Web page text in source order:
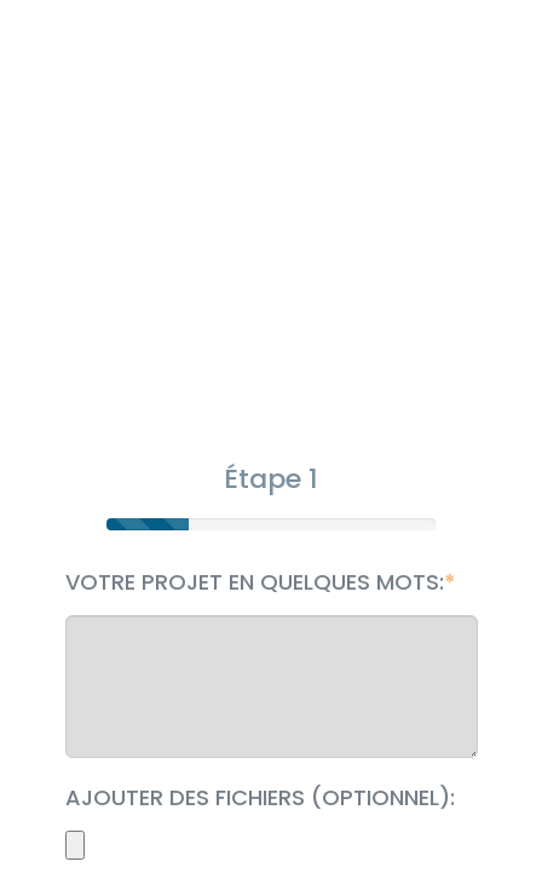
Étape 1
VOTRE PROJET EN QUELQUES MOTS:
AJOUTER DES FICHIERS (OPTIONNEL):